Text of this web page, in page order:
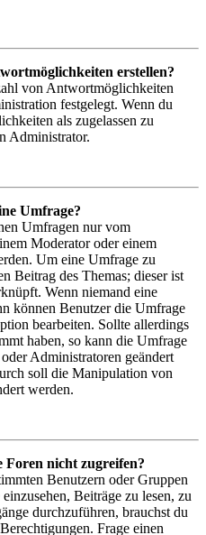
erstellen?
von Antwortmöglichkeiten
festgelegt. Wenn du
als zugelassen zu
Administrator.
Umfrage?
Umfragen nur vom
Moderator oder einem
Um eine Umfrage zu
Beitrag des Themas; dieser ist
Wenn niemand eine
können Benutzer die Umfrage
bearbeiten. Sollte allerdings
haben, so kann die Umfrage
Administratoren geändert
soll die Manipulation von
werden.
Foren nicht zugreifen?
Benutzern oder Gruppen
Beiträge zu lesen, zu
durchzuführen, brauchst du
Frage einen